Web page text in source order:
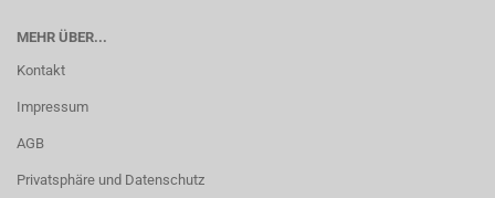
MEHR ÜBER...
Kontakt
Impressum
AGB
Privatsphäre und Datenschutz